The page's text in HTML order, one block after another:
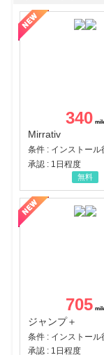
340
Mirrativ
承認 : 1日程度
無料
705
ジャンプ＋
承認 : 1日程度